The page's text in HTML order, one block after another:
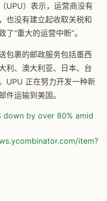
UPU）表示，运营商没有
也没有建立起收取关税和
“重大的运营中断”。
包裹的邮政服务包括墨西
利、澳大利亚、日本、台
UPU 正在努力开发一种新
件运输到美国。
by over 80% amid
item?